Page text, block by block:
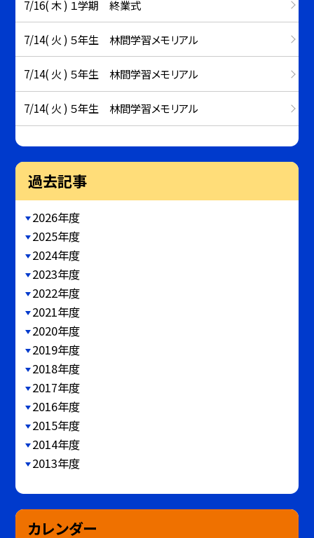
7/16( 木 ) １学期 終業式
7/14( 火 ) ５年生 林間学習メモリアル
7/14( 火 ) ５年生 林間学習メモリアル
7/14( 火 ) ５年生 林間学習メモリアル
過去記事
2026年度
2025年度
2024年度
2023年度
2022年度
2021年度
2020年度
2019年度
2018年度
2017年度
2016年度
2015年度
2014年度
2013年度
カレンダー